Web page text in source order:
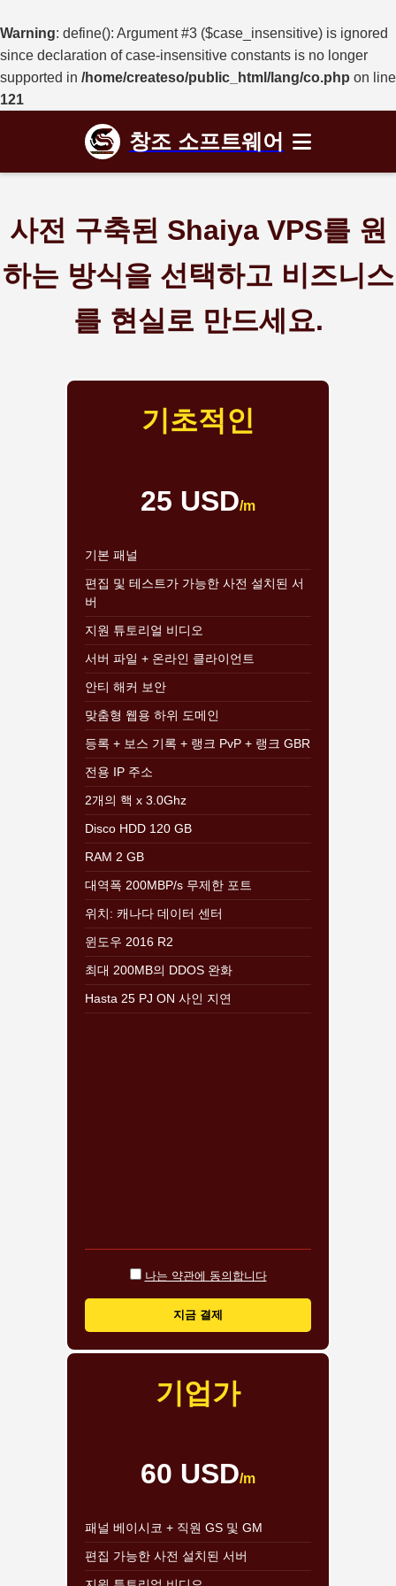
Warning: define(): Argument #3 ($case_insensitive) is ignored
since declaration of case-insensitive constants is no longer
supported in /home/createso/public_html/lang/co.php on line
121
창조 소프트웨어
사전 구축된 Shaiya VPS를 원
하는 방식을 선택하고 비즈니스
를 현실로 만드세요.
기초적인
25 USD/m
기본 패널
편집 및 테스트가 가능한 사전 설치된 서
버
지원 튜토리얼 비디오
서버 파일 + 온라인 클라이언트
안티 해커 보안
맞춤형 웹용 하위 도메인
등록 + 보스 기록 + 랭크 PvP + 랭크 GBR
전용 IP 주소
2개의 핵 x 3.0Ghz
Disco HDD 120 GB
RAM 2 GB
대역폭 200MBP/s 무제한 포트
위치: 캐나다 데이터 센터
윈도우 2016 R2
최대 200MB의 DDOS 완화
Hasta 25 PJ ON 사인 지연
나는 약관에 동의합니다
지금 결제
기업가
60 USD/m
패널 베이시코 + 직원 GS 및 GM
편집 가능한 사전 설치된 서버